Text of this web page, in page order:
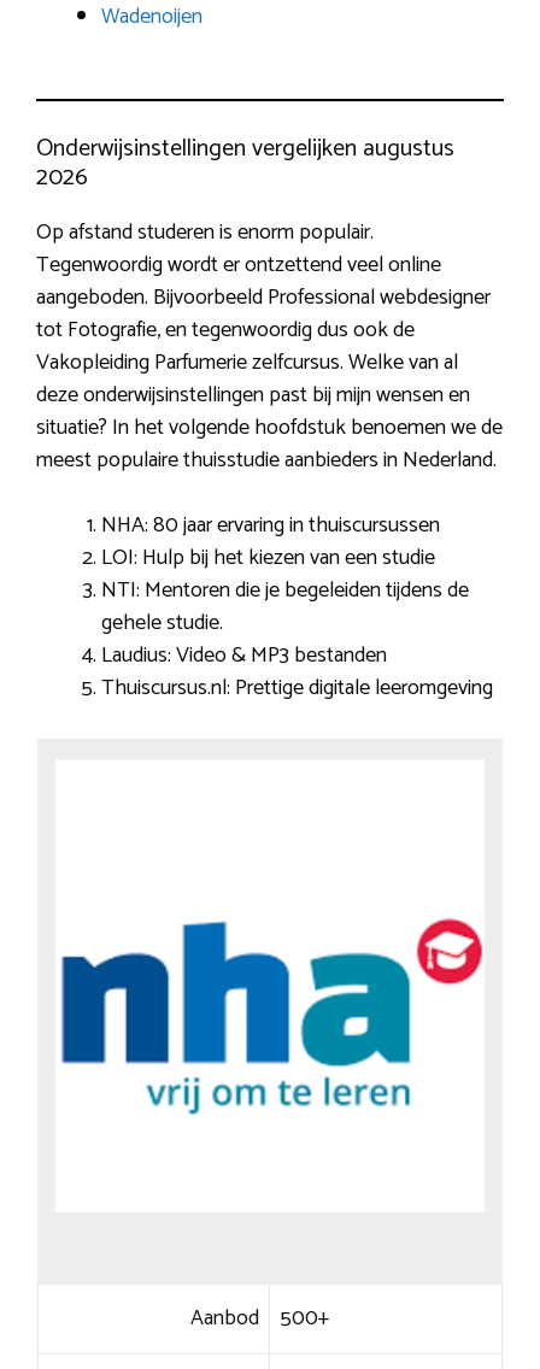
Wadenoijen
Onderwijsinstellingen vergelijken augustus
2026
Op afstand studeren is enorm populair.
Tegenwoordig wordt er ontzettend veel online
aangeboden. Bijvoorbeeld Professional webdesigner
tot Fotografie, en tegenwoordig dus ook de
Vakopleiding Parfumerie zelfcursus. Welke van al
deze onderwijsinstellingen past bij mijn wensen en
situatie? In het volgende hoofdstuk benoemen we de
meest populaire thuisstudie aanbieders in Nederland.
NHA: 80 jaar ervaring in thuiscursussen
LOI: Hulp bij het kiezen van een studie
NTI: Mentoren die je begeleiden tijdens de
gehele studie.
Laudius: Video & MP3 bestanden
Thuiscursus.nl: Prettige digitale leeromgeving
Aanbod 500+